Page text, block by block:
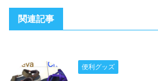
関連記事
便利グッズ